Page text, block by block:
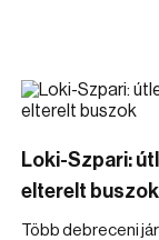
Loki-Szpari:
elterelt buszok
Több debreceni